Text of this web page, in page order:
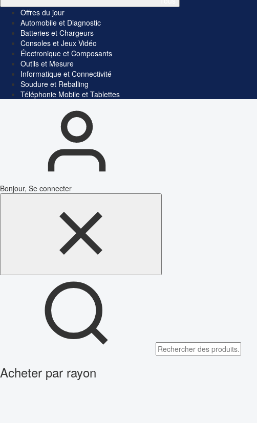
Offres du jour
Automobile et Diagnostic
Batteries et Chargeurs
Consoles et Jeux Vidéo
Électronique et Composants
Outils et Mesure
Informatique et Connectivité
Soudure et Reballing
Téléphonie Mobile et Tablettes
Bonjour, Se connecter
Acheter par rayon